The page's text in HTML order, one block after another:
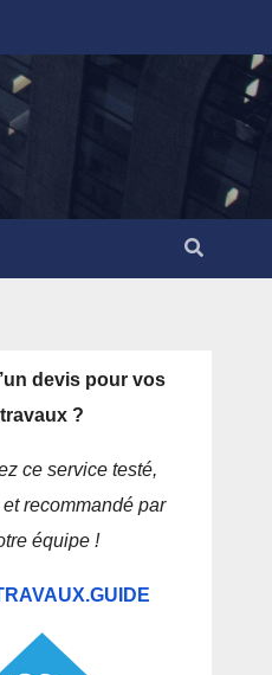
devis pour vos
travaux ?
ce service testé,
recommandé par
équipe !